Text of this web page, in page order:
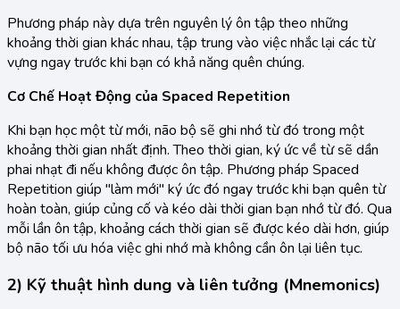
Phương pháp này dựa trên nguyên lý ôn tập theo những
khoảng thời gian khác nhau, tập trung vào việc nhắc lại các từ
vựng ngay trước khi bạn có khả năng quên chúng.
Cơ Chế Hoạt Động của Spaced Repetition
Khi bạn học một từ mới, não bộ sẽ ghi nhớ từ đó trong một
khoảng thời gian nhất định. Theo thời gian, ký ức về từ sẽ dần
phai nhạt đi nếu không được ôn tập. Phương pháp Spaced
Repetition giúp "làm mới" ký ức đó ngay trước khi bạn quên từ
hoàn toàn, giúp củng cố và kéo dài thời gian bạn nhớ từ đó. Qua
mỗi lần ôn tập, khoảng cách thời gian sẽ được kéo dài hơn, giúp
bộ não tối ưu hóa việc ghi nhớ mà không cần ôn lại liên tục.
2) Kỹ thuật hình dung và liên tưởng (Mnemonics)